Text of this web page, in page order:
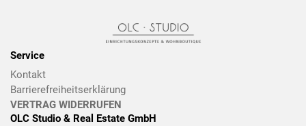
Service
Kontakt
Barrierefreiheitserklärung
VERTRAG WIDERRUFEN
OLC Studio & Real Estate GmbH